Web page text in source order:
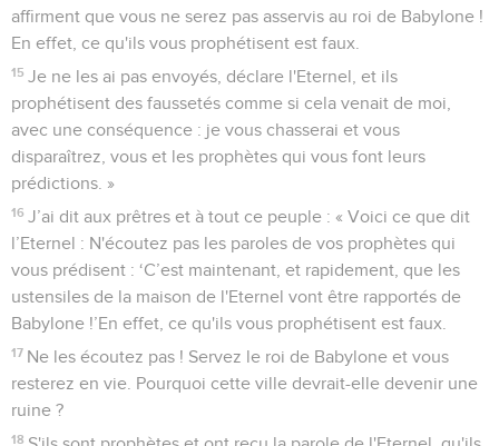
affirment que vous ne serez pas asservis au roi de Babylone !
En effet, ce qu'ils vous prophétisent est faux.
15 Je ne les ai pas envoyés, déclare l'Eternel, et ils
prophétisent des faussetés comme si cela venait de moi,
avec une conséquence : je vous chasserai et vous
disparaîtrez, vous et les prophètes qui vous font leurs
prédictions. »
16 J’ai dit aux prêtres et à tout ce peuple : « Voici ce que dit
l’Eternel : N'écoutez pas les paroles de vos prophètes qui
vous prédisent : ‘C’est maintenant, et rapidement, que les
ustensiles de la maison de l'Eternel vont être rapportés de
Babylone !’En effet, ce qu'ils vous prophétisent est faux.
17 Ne les écoutez pas ! Servez le roi de Babylone et vous
resterez en vie. Pourquoi cette ville devrait-elle devenir une
ruine ?
18